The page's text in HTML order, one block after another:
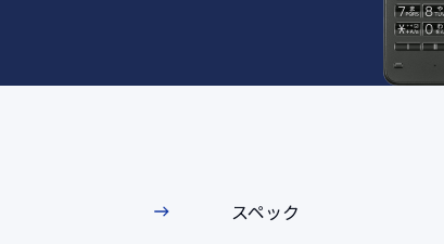
スペック